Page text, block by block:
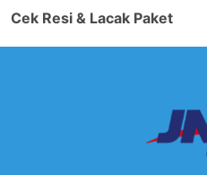
Cek Resi & Lacak Paket